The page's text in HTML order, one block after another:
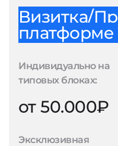
Визитка/
платформе
Индивидуально на
типовых блоках:
от 50.000₽
Эксклюзивная